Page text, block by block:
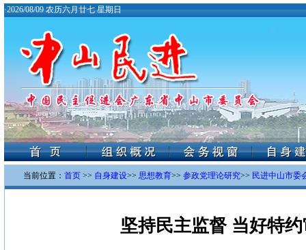
·2026/08/09 农历六月廿七 星期日
当前位置： 首页 >> 自身建设>> 思想教育>> 参政党理论研究>> 民进中山市委
坚持民主监督 当好特